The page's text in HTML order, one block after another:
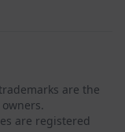
are the
are registered